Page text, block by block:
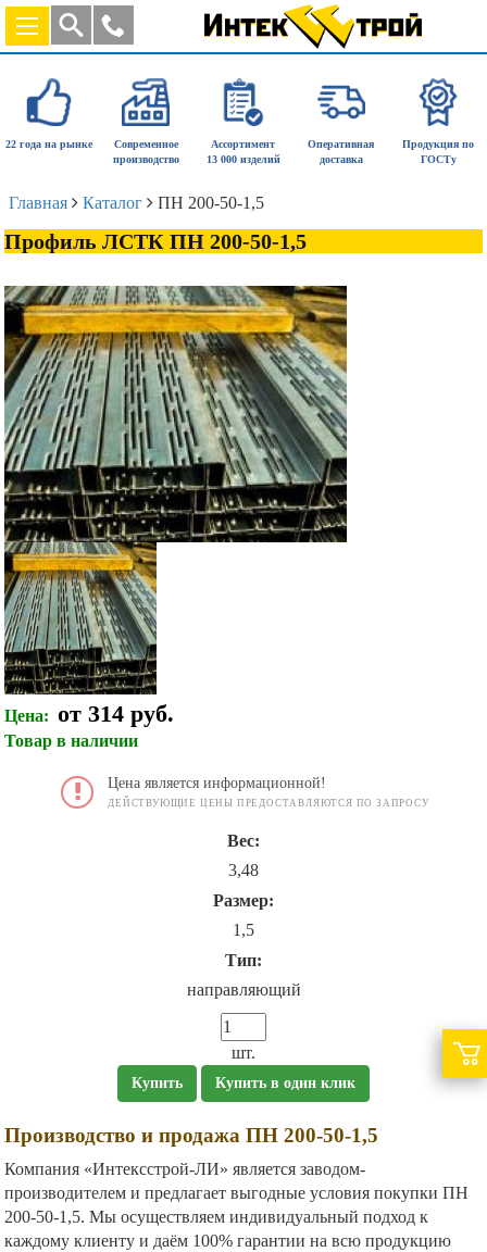
22 года на рынке
Современное
производство
Ассортимент
13 000 изделий
Оперативная
доставка
Продукция по
ГОСТу
Главная Каталог ПН 200-50-1,5
Профиль ЛСТК ПН 200-50-1,5
Цена: от 314 руб.
Товар в наличии
Цена является информационной!
ДЕЙСТВУЮЩИЕ ЦЕНЫ ПРЕДОСТАВЛЯЮТСЯ ПО ЗАПРОСУ
Вес:
3,48
Размер:
1,5
Тип:
направляющий
шт.
Купить Купить в один клик
Производство и продажа ПН 200-50-1,5
Компания «Интексстрой-ЛИ» является заводом-
производителем и предлагает выгодные условия покупки ПН
200-50-1,5. Мы осуществляем индивидуальный подход к
каждому клиенту и даём 100% гарантии на всю продукцию